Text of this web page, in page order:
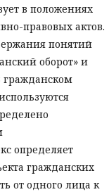
в положениях
правовых актов.
понятий
оборот» и
гражданском
определяет
гражданских
от одного лица к